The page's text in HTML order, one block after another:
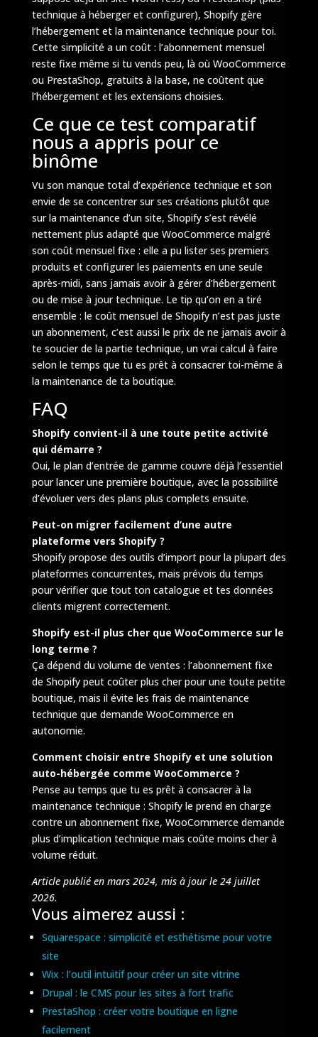
technique à héberger et configurer), Shopify gère
l’hébergement et la maintenance technique pour toi.
Cette simplicité a un coût : l’abonnement mensuel
reste fixe même si tu vends peu, là où WooCommerce
ou PrestaShop, gratuits à la base, ne coûtent que
l’hébergement et les extensions choisies.
Ce que ce test comparatif
nous a appris pour ce
binôme
Vu son manque total d’expérience technique et son
envie de se concentrer sur ses créations plutôt que
sur la maintenance d’un site, Shopify s’est révélé
nettement plus adapté que WooCommerce malgré
son coût mensuel fixe : elle a pu lister ses premiers
produits et configurer les paiements en une seule
après-midi, sans jamais avoir à gérer d’hébergement
ou de mise à jour technique. Le tip qu’on en a tiré
ensemble : le coût mensuel de Shopify n’est pas juste
un abonnement, c’est aussi le prix de ne jamais avoir à
te soucier de la partie technique, un vrai calcul à faire
selon le temps que tu es prêt à consacrer toi-même à
la maintenance de ta boutique.
FAQ
Shopify convient-il à une toute petite activité
qui démarre ?
Oui, le plan d’entrée de gamme couvre déjà l’essentiel
pour lancer une première boutique, avec la possibilité
d’évoluer vers des plans plus complets ensuite.
Peut-on migrer facilement d’une autre
plateforme vers Shopify ?
Shopify propose des outils d’import pour la plupart des
plateformes concurrentes, mais prévois du temps
pour vérifier que tout ton catalogue et tes données
clients migrent correctement.
Shopify est-il plus cher que WooCommerce sur le
long terme ?
Ça dépend du volume de ventes : l’abonnement fixe
de Shopify peut coûter plus cher pour une toute petite
boutique, mais il évite les frais de maintenance
technique que demande WooCommerce en
autonomie.
Comment choisir entre Shopify et une solution
auto-hébergée comme WooCommerce ?
Pense au temps que tu es prêt à consacrer à la
maintenance technique : Shopify le prend en charge
contre un abonnement fixe, WooCommerce demande
plus d’implication technique mais coûte moins cher à
volume réduit.
Article publié en mars 2024, mis à jour le 24 juillet
2026.
Vous aimerez aussi :
Squarespace : simplicité et esthétisme pour votre
site
Wix : l’outil intuitif pour créer un site vitrine
Drupal : le CMS pour les sites à fort trafic
PrestaShop : créer votre boutique en ligne
facilement